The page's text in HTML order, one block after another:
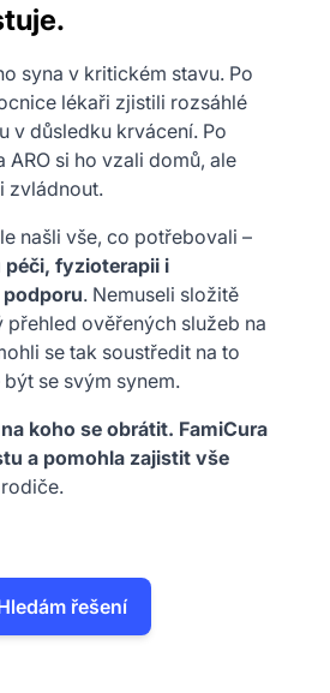
syna v kritickém stavu. Po
lékaři zjistili rozsáhlé
v důsledku krvácení. Po
ARO si ho vzali domů, ale
zvládnout.
našli vše, co potřebovali –
fyzioterapii i
. Nemuseli složitě
přehled ověřených služeb na
se tak soustředit na to
se svým synem.
koho se obrátit. FamiCura
a pomohla zajistit vše
řešení